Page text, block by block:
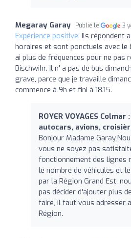
Megaray Garay Publié le 3
Expérience positive: Ils répondent
horaires et sont ponctuels avec le
ai plus de fréquences pour ne pas
Bischwihr. Il n' a pas de bus
grave, parce que je travaille
commence à 9h et fini à 18.15.
ROYER VOYAGES
autocars, avions,
Bonjour Madame
vous ne soyez pas
fonctionnement des lignes
le nombre de véhicules et
par la Région Grand Est,
pas décider d'ajouter plus
faire, il faut vous adresser
Région.